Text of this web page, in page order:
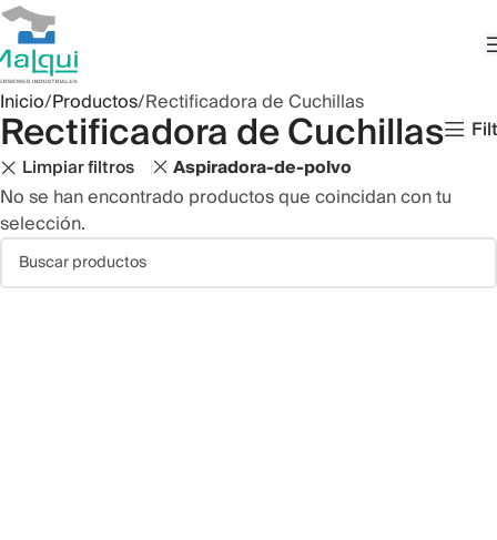
Inicio Productos Rectificadora de Cuchillas
Rectificadora de Cuchillas
Limpiar filtros Aspiradora-de-polvo
No se han encontrado productos que coincidan con tu
selección.